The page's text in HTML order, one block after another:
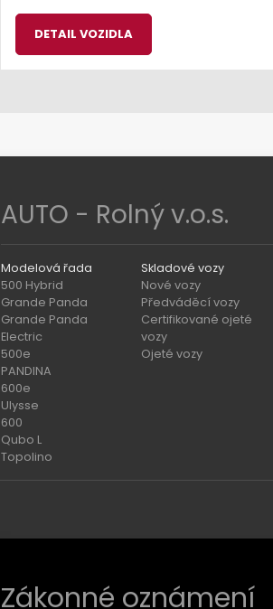
DETAIL VOZIDLA
AUTO - Rolný v.o.s.
Modelová řada
500 Hybrid
Grande Panda
Grande Panda
Electric
500e
PANDINA
600e
Ulysse
600
Qubo L
Topolino
Skladové vozy
Nové vozy
Předváděcí vozy
Certifikované ojeté
vozy
Ojeté vozy
Zákonné oznámení